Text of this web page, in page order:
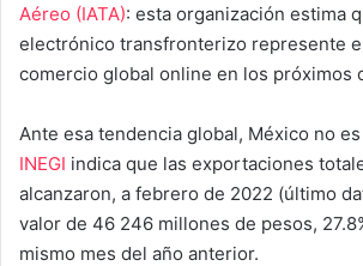
Aéreo (IATA): esta organización estima
electrónico transfronterizo represente
comercio global online en los próximos
Ante esa tendencia global, México no
INEGI indica que las exportaciones
alcanzaron, a febrero de 2022 (último
valor de 46 246 millones de pesos,
mismo mes del año anterior.